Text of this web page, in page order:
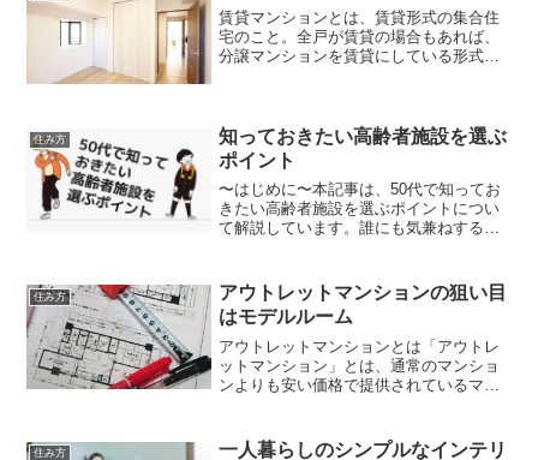
賃貸マンションとは、賃貸形式の集合住
宅のこと。全戸が賃貸の場合もあれば、
分譲マンションを賃貸にしている形式が
貸アパートは入居者が退去...
住み方
知っておきたい高齢者施設を選ぶ
ポイント
〜はじめに〜本記事は、50代で知ってお
きたい高齢者施設を選ぶポイントについ
て解説しています。誰にも気兼ねするこ
すめです。既に介護が必要な方は、それ
ぞれの介護レベルにあっ...
住み方
アウトレットマンションの狙い目
はモデルルーム
アウトレットマンションとは「アウトレ
ットマンション」とは、通常のマンショ
ンよりも安い価格で提供されているマン
トがある。アウトレットマンションと聞
住み方
一人暮らしのシンプルなインテリ